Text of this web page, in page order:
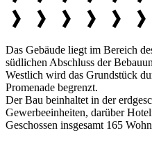
Das Gebäude liegt im Bereich
südlichen Abschluss der
Westlich wird das Grundstück
Promenade begrenzt.
Der Bau beinhaltet in der
Gewerbeeinheiten, darüber
Geschossen insgesamt 165